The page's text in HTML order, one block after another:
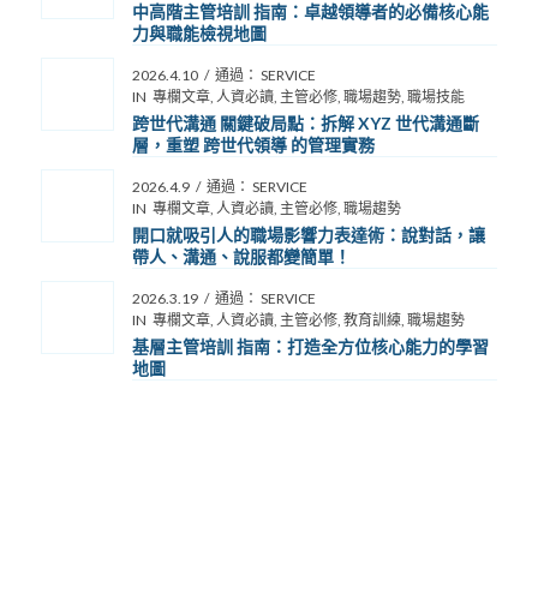
中高階主管培訓 指南：卓越領導者的必備核心能
力與職能檢視地圖
2026.4.10 / 通過： SERVICE
IN 專欄文章, 人資必讀, 主管必修, 職場趨勢, 職場技能
跨世代溝通 關鍵破局點：拆解 XYZ 世代溝通斷
層，重塑 跨世代領導 的管理實務
2026.4.9 / 通過： SERVICE
IN 專欄文章, 人資必讀, 主管必修, 職場趨勢
開口就吸引人的職場影響力表達術：說對話，讓
帶人、溝通、說服都變簡單！
2026.3.19 / 通過： SERVICE
IN 專欄文章, 人資必讀, 主管必修, 教育訓練, 職場趨勢
基層主管培訓 指南：打造全方位核心能力的學習
地圖